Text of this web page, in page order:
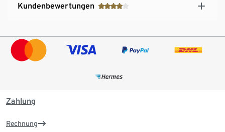
Kundenbewertungen
Zahlung
Rechnung